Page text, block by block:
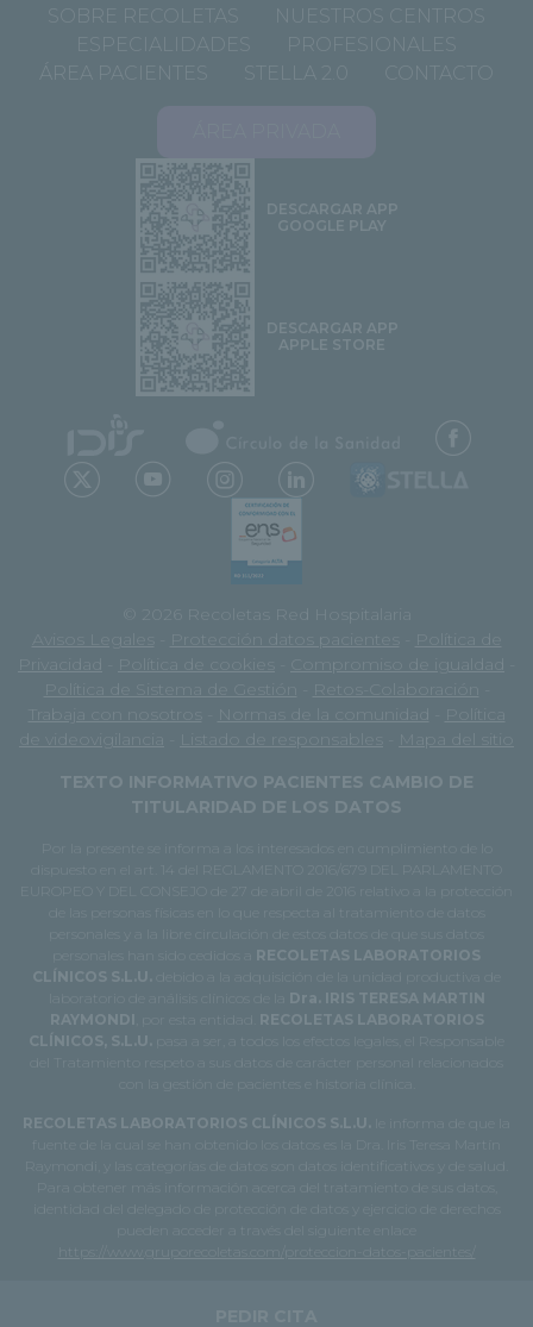
SOBRE RECOLETAS
NUESTROS CENTROS
ESPECIALIDADES
PROFESIONALES
ÁREA PACIENTES
STELLA 2.0 CONTACTO
DESCARGAR APP
GOOGLE PLAY
DESCARGAR APP
APPLE STORE
© 2026 Recoletas Red Hospitalaria
Avisos Legales
Protección datos pacientes
Política de
Privacidad
Política de cookies Compromiso de igualdad
Política de Sistema de Gestión
Retos-Colaboración
Trabaja con nosotros
Normas de la comunidad
Política
de videovigilancia
Listado de responsables
Mapa del sitio
TEXTO INFORMATIVO PACIENTES CAMBIO DE
TITULARIDAD DE LOS DATOS
Por la presente se informa a los interesados en cumplimiento de lo
dispuesto en el art. 14 del REGLAMENTO 2016/679 DEL PARLAMENTO
EUROPEO Y DEL CONSEJO de 27 de abril de 2016 relativo a la protección
de las personas físicas en lo que respecta al tratamiento de datos
personales y a la libre circulación de estos datos de que sus datos
RECOLETAS LABORATORIOS
CLÍNICOS S.L.U.
debido a la adquisición de la unidad productiva de
laboratorio de análisis clínicos de la Dra. IRIS TERESA MARTIN
RAYMONDI , por esta entidad. RECOLETAS LABORATORIOS
CLÍNICOS, S.L.U.
pasa a ser, a todos los efectos legales, el Responsable
del Tratamiento respeto a sus datos de carácter personal relacionados
con la gestión de pacientes e historia clínica.
RECOLETAS LABORATORIOS CLÍNICOS S.L.U.
le informa de que la
fuente de la cual se han obtenido los datos es la Dra. Iris Teresa Martín
Raymondi, y las categorías de datos son datos identificativos y de salud.
Para obtener más información acerca del tratamiento de sus datos,
identidad del delegado de protección de datos y ejercicio de derechos
pueden acceder a través del siguiente enlace
https://www.gruporecoletas.com/proteccion-datos-pacientes/